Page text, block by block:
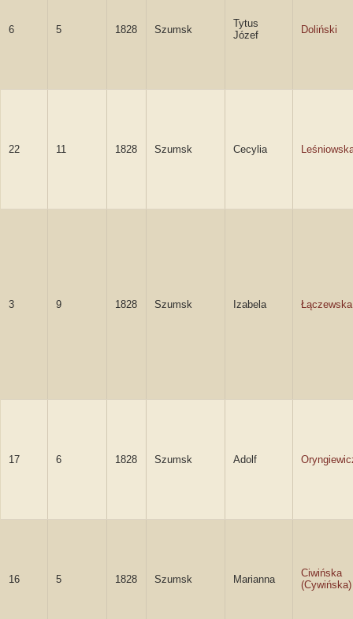
6 5 1828 Szumsk
Tytus
Józef
Doliński
22 11 1828 Szumsk Cecylia
3 9 1828 Szumsk Izabela Łączewska
17 6 1828 Szumsk Adolf
16 5 1828 Szumsk Marianna
Ciwińska
(Cywińska)